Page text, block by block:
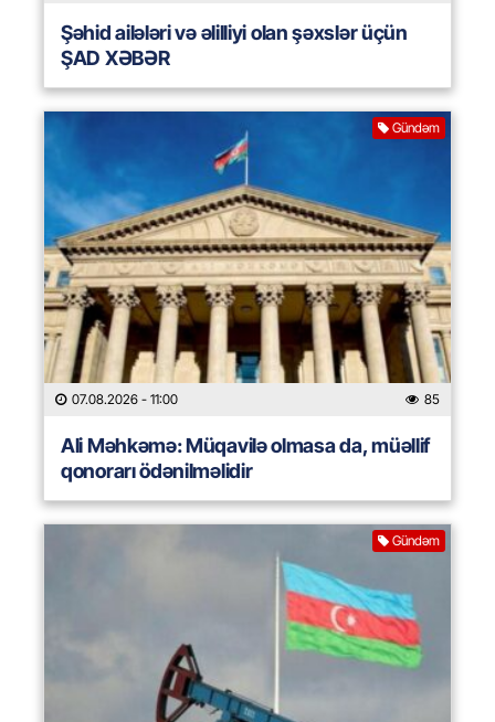
Şəhid ailələri və əlilliyi olan şəxslər üçün
ŞAD XƏBƏR
Gündəm
07.08.2026 - 11:00 85
Ali Məhkəmə: Müqavilə olmasa da, müəllif
qonorarı ödənilməlidir
Gündəm